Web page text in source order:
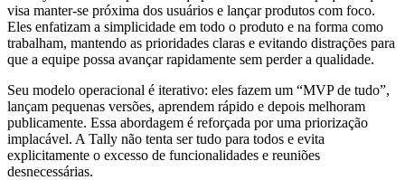
visa manter-se próxima dos usuários e lançar produtos com foco.
Eles enfatizam a simplicidade em todo o produto e na forma como
trabalham, mantendo as prioridades claras e evitando distrações para
que a equipe possa avançar rapidamente sem perder a qualidade.
Seu modelo operacional é iterativo: eles fazem um “MVP de tudo”,
lançam pequenas versões, aprendem rápido e depois melhoram
publicamente. Essa abordagem é reforçada por uma priorização
implacável. A Tally não tenta ser tudo para todos e evita
explicitamente o excesso de funcionalidades e reuniões
desnecessárias.